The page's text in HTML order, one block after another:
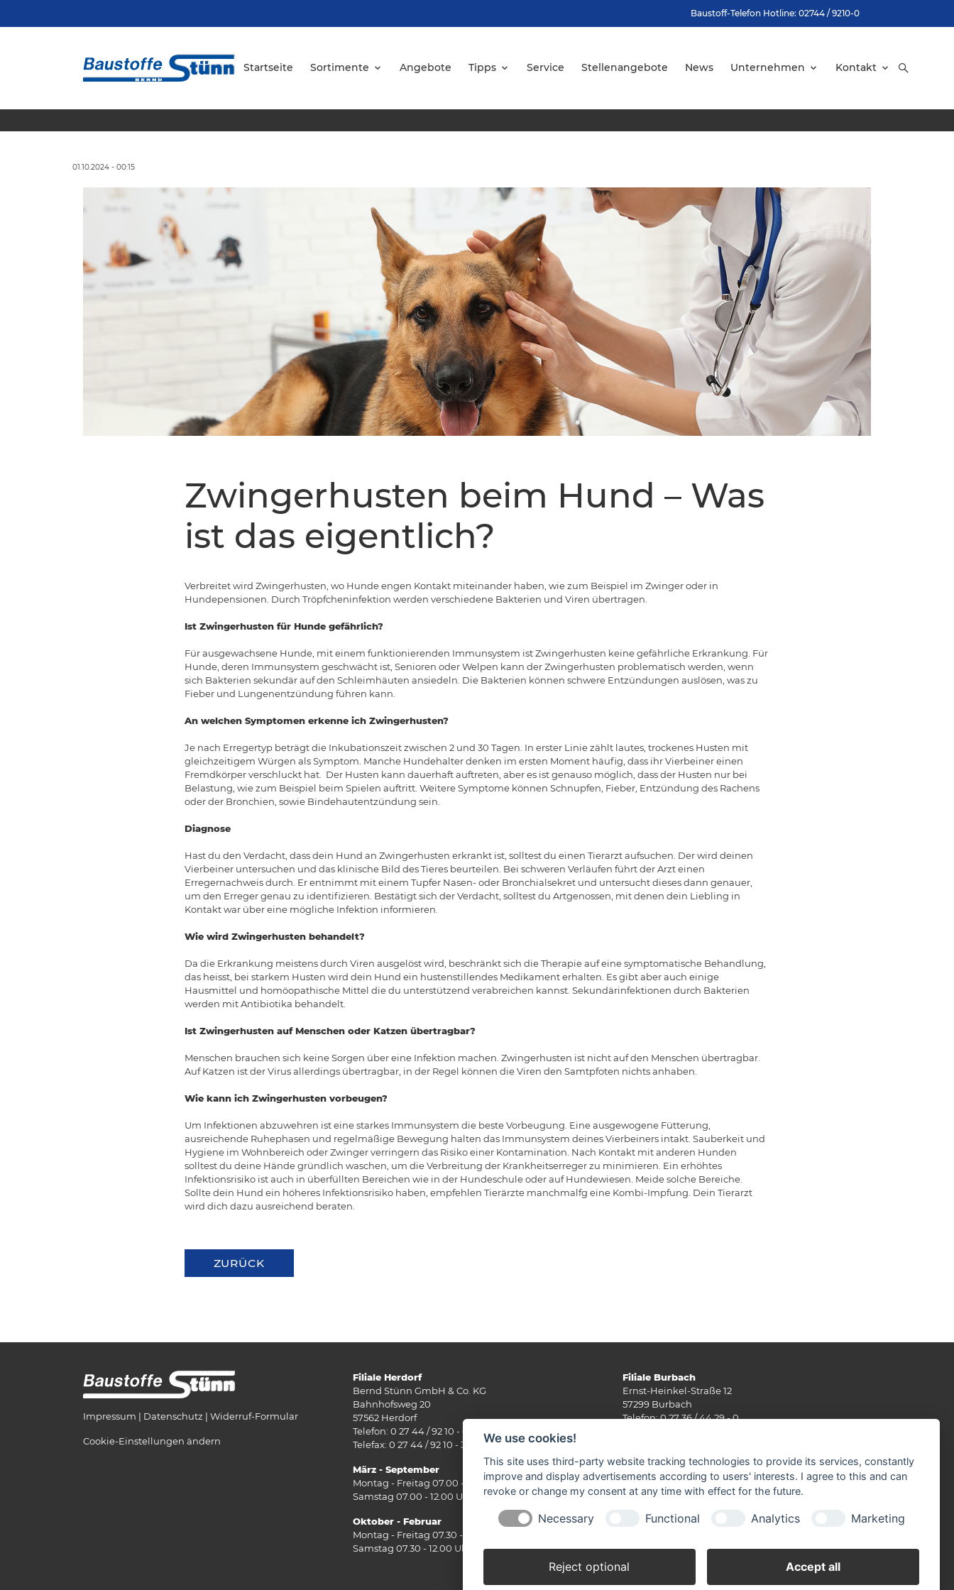
Baustoff-Telefon Hotline: 02744 / 9210-0
Startseite Sortimente Angebote Tipps Service Stellenangebote News Unternehmen Kontakt
01.10.2024 - 00:15
Zwingerhusten beim Hund – Was
ist das eigentlich?
Verbreitet wird Zwingerhusten, wo Hunde engen Kontakt miteinander haben, wie zum Beispiel im Zwinger oder in
Hundepensionen. Durch Tröpfcheninfektion werden verschiedene Bakterien und Viren übertragen.
Ist Zwingerhusten für Hunde gefährlich?
Für ausgewachsene Hunde, mit einem funktionierenden Immunsystem ist Zwingerhusten keine gefährliche Erkrankung. Für
Hunde, deren Immunsystem geschwächt ist, Senioren oder Welpen kann der Zwingerhusten problematisch werden, wenn
sich Bakterien sekundär auf den Schleimhäuten ansiedeln. Die Bakterien können schwere Entzündungen auslösen, was zu
Fieber und Lungenentzündung führen kann.
An welchen Symptomen erkenne ich Zwingerhusten?
Je nach Erregertyp beträgt die Inkubationszeit zwischen 2 und 30 Tagen. In erster Linie zählt lautes, trockenes Husten mit
gleichzeitigem Würgen als Symptom. Manche Hundehalter denken im ersten Moment häufig, dass ihr Vierbeiner einen
Fremdkörper verschluckt hat. Der Husten kann dauerhaft auftreten, aber es ist genauso möglich, dass der Husten nur bei
Belastung, wie zum Beispiel beim Spielen auftritt. Weitere Symptome können Schnupfen, Fieber, Entzündung des Rachens
oder der Bronchien, sowie Bindehautentzündung sein.
Diagnose
Hast du den Verdacht, dass dein Hund an Zwingerhusten erkrankt ist, solltest du einen Tierarzt aufsuchen. Der wird deinen
Vierbeiner untersuchen und das klinische Bild des Tieres beurteilen. Bei schweren Verläufen führt der Arzt einen
Erregernachweis durch. Er entnimmt mit einem Tupfer Nasen- oder Bronchialsekret und untersucht dieses dann genauer,
um den Erreger genau zu identifizieren. Bestätigt sich der Verdacht, solltest du Artgenossen, mit denen dein Liebling in
Kontakt war über eine mögliche Infektion informieren.
Wie wird Zwingerhusten behandelt?
Da die Erkrankung meistens durch Viren ausgelöst wird, beschränkt sich die Therapie auf eine symptomatische Behandlung,
das heisst, bei starkem Husten wird dein Hund ein hustenstillendes Medikament erhalten. Es gibt aber auch einige
Hausmittel und homöopathische Mittel die du unterstützend verabreichen kannst. Sekundärinfektionen durch Bakterien
werden mit Antibiotika behandelt.
Ist Zwingerhusten auf Menschen oder Katzen übertragbar?
Menschen brauchen sich keine Sorgen über eine Infektion machen. Zwingerhusten ist nicht auf den Menschen übertragbar.
Auf Katzen ist der Virus allerdings übertragbar, in der Regel können die Viren den Samtpfoten nichts anhaben.
Wie kann ich Zwingerhusten vorbeugen?
Um Infektionen abzuwehren ist eine starkes Immunsystem die beste Vorbeugung. Eine ausgewogene Fütterung,
ausreichende Ruhephasen und regelmäßige Bewegung halten das Immunsystem deines Vierbeiners intakt. Sauberkeit und
Hygiene im Wohnbereich oder Zwinger verringern das Risiko einer Kontamination. Nach Kontakt mit anderen Hunden
solltest du deine Hände gründlich waschen, um die Verbreitung der Krankheitserreger zu minimieren. Ein erhöhtes
Infektionsrisiko ist auch in überfüllten Bereichen wie in der Hundeschule oder auf Hundewiesen. Meide solche Bereiche.
Sollte dein Hund ein höheres Infektionsrisiko haben, empfehlen Tierärzte manchmalfg eine Kombi-Impfung. Dein Tierarzt
wird dich dazu ausreichend beraten.
ZURÜCK
Impressum Datenschutz Widerruf-Formular
Cookie-Einstellungen ändern
Filiale Herdorf
Bernd Stünn GmbH & Co. KG
Bahnhofsweg 20
57562 Herdorf
Telefon: 0 27 44 / 92 10 - 0
Telefax: 0 27 44 / 92 10 - 30
März - September
Montag - Freitag 07.00 - 18.00 Uhr
Samstag 07.00 - 12.00 Uhr
Oktober - Februar
Montag - Freitag 07.30 - 17.30 Uhr
Samstag 07.30 - 12.00 Uhr
Filiale Burbach
Ernst-Heinkel-Straße 12
57299 Burbach
Telefon: 0 27 36 / 44 29 - 0
März - September
Montag - Freitag 07.30 - 17.30 Uhr
Samstag 07.30 - 12.00 Uhr
Oktober - Februar
Samstag 07.30 - 12.00 Uhr
We use cookies!
This site uses third-party website tracking technologies to provide its services, constantly
improve and display advertisements according to users' interests. I agree to this and can
revoke or change my consent at any time with effect for the future.
Necessary Functional Analytics Marketing
Reject optional Accept all